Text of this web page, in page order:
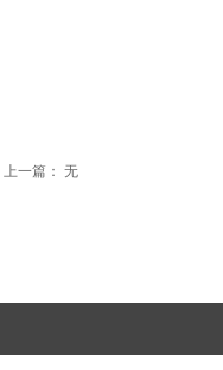
上一篇： 无